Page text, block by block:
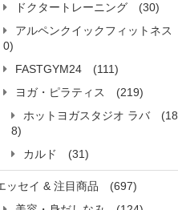
ドクタートレーニング
(30)
アルペンクイックフィットネス
0)
FASTGYM24
(111)
ヨガ・ピラティス
(219)
ホットヨガスタジオ ラバ
(18
8)
カルド
(31)
ッセイ & 注目商品
(697)